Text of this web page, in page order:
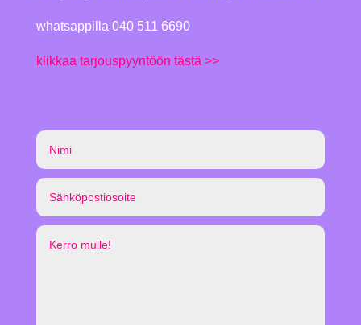
whatsappilla 040 511 6690
klikkaa tarjouspyyntöön tästä >>